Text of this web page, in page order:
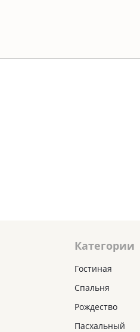
Категории
Гостиная
Спальня
Рождество
Пасхальный